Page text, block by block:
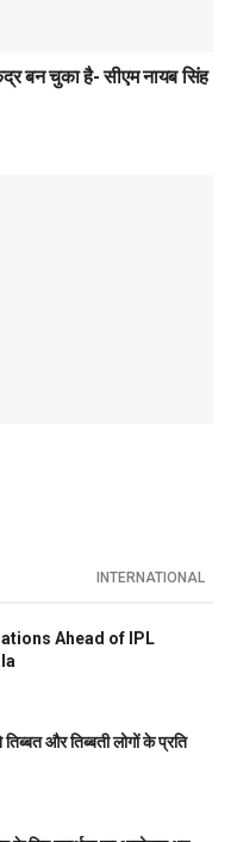
बन चुका है- सीएम नायब सिंह
INTERNATIONAL
Ahead of IPL
और तिब्बती लोगों के प्रति